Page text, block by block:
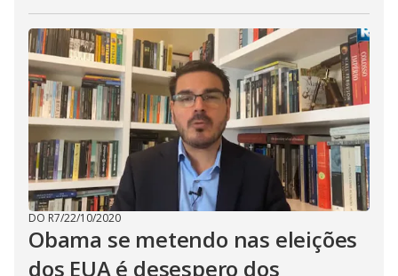
DO R7/22/10/2020
Obama se metendo nas eleições
dos EUA é desespero dos